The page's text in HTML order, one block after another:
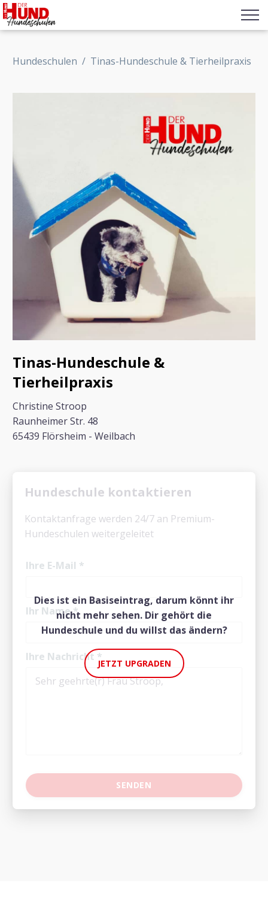
Hundeschulen / Tinas-Hundeschule & Tierheilpraxis
Tinas-Hundeschule &
Tierheilpraxis
Christine Stroop
Raunheimer Str. 48
65439 Flörsheim - Weilbach
Dies ist ein Basiseintrag, darum könnt ihr
nicht mehr sehen. Dir gehört die
Hundeschule und du willst das ändern?
JETZT UPGRADEN
Hundeschule kontaktieren
Kontaktanfrage werden 24/7 an Premium-
Hundeschulen weitergeleitet
Ihre E-Mail *
Ihr Name*
Ihre Nachricht *